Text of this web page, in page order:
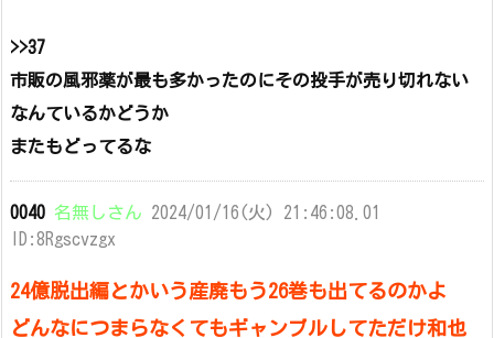
>>37
市販の風邪薬が最も多かったのにその投手が売り切れない
なんているかどうか
またもどってるな
0040 名無しさん 2024/01/16(火) 21:46:08.01
ID:8Rgscvzgx
24億脱出編とかいう産廃もう26巻も出てるのかよ
どんなにつまらなくてもギャンブルしてただけ和也